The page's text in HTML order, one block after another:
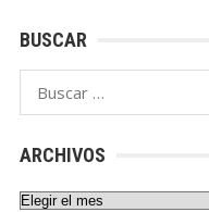
BUSCAR
Buscar:
ARCHIVOS
Archivos